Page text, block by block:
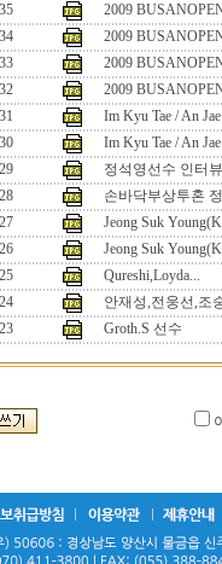
2009
2009
2009
2009
Im Kyu Tae / An
Im Kyu Tae / An
정석영선수 인터뷰
손바닥부상투혼
Jeong Suk
Jeong Suk
Qureshi,Loyda...
안재성,전웅선,조
Groth.S 선수